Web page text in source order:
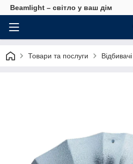
Beamlight – світло у ваш дім
Товари та послуги